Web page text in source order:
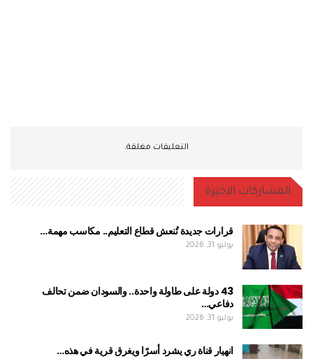
التعليقات مغلقة.
المشاركات الاخيرة
قرارات جديدة تُنعش قطاع التعليم.. مكاسب مهمة…
يوليو 31, 2026
43 دولة على طاولة واحدة.. والسودان ضمن تحالف
دفاعي…
يوليو 31, 2026
انهيار قناة ري يشرد أسرًا ويغرق قرية في هذه…